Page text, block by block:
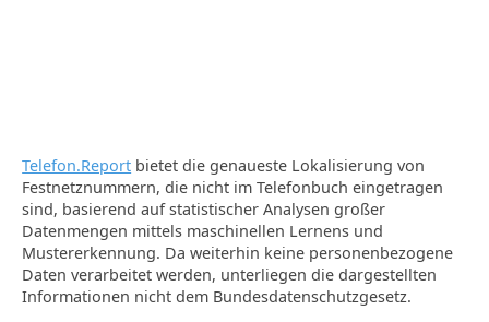
Telefon.Report bietet die genaueste Lokalisierung von
Festnetznummern, die nicht im Telefonbuch eingetragen
sind, basierend auf statistischer Analysen großer
Datenmengen mittels maschinellen Lernens und
Mustererkennung. Da weiterhin keine personenbezogene
Daten verarbeitet werden, unterliegen die dargestellten
Informationen nicht dem Bundesdatenschutzgesetz.